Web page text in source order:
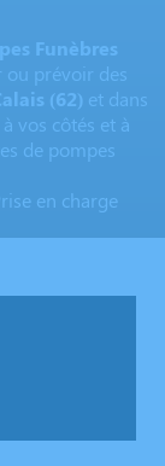
Funèbres
ou prévoir des
(62) et dans
vos côtés et à
de pompes
en charge